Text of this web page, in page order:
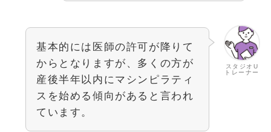
スタジオU
トレーナー
基本的には医師の許可が降りて
からとなりますが、多くの方が
産後半年以内にマシンピラティ
スを始める傾向があると言われ
ています。